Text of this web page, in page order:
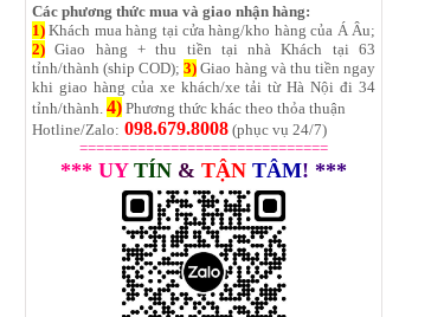
Các phương thức mua và giao nhận hàng:
1) Khách mua hàng tại cửa hàng/kho hàng của Á Âu;
2) Giao hàng + thu tiền tại nhà Khách tại 63
tỉnh/thành (ship COD);3) Giao hàng và thu tiền ngay
khi giao hàng của xe khách/xe tải từ Hà Nội đi 34
tỉnh/thành. 4) Phương thức khác theo thỏa thuận
Hotline/Zalo: 098.679.8008 (phục vụ 24/7)
==============================
*** UY TÍN & TẬN TÂM! ***